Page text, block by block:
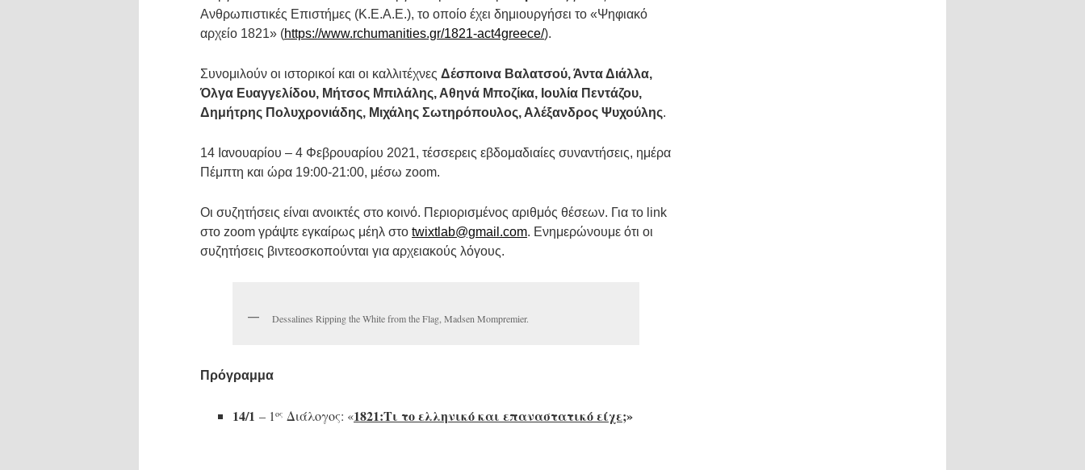
Ανθρωπιστικές Επιστήμες (Κ.Ε.Α.Ε.), το οποίο έχει δημιουργήσει το «Ψηφιακό
αρχείο 1821» (https://www.rchumanities.gr/1821-act4greece/).
Συνομιλούν οι ιστορικοί και οι καλλιτέχνες Δέσποινα Βαλατσού, Άντα Διάλλα,
Όλγα Ευαγγελίδου, Μήτσος Μπιλάλης, Αθηνά Μποζίκα, Ιουλία Πεντάζου,
Δημήτρης Πολυχρονιάδης, Μιχάλης Σωτηρόπουλος, Αλέξανδρος Ψυχούλης.
14 Ιανουαρίου – 4 Φεβρουαρίου 2021, τέσσερεις εβδομαδιαίες συναντήσεις, ημέρα
Πέμπτη και ώρα 19:00-21:00, μέσω zoom.
Οι συζητήσεις είναι ανοικτές στο κοινό. Περιορισμένος αριθμός θέσεων. Για το link
στο zoom γράψτε εγκαίρως μέηλ στο twixtlab@gmail.com. Ενημερώνουμε ότι οι
συζητήσεις βιντεοσκοπούνται για αρχειακούς λόγους.
Dessalines Ripping the White from the Flag, Madsen Mompremier.
Πρόγραμμα
14/1 – 1 ος Διάλογος: «1821:Τι το ελληνικό και επαναστατικό είχε;»